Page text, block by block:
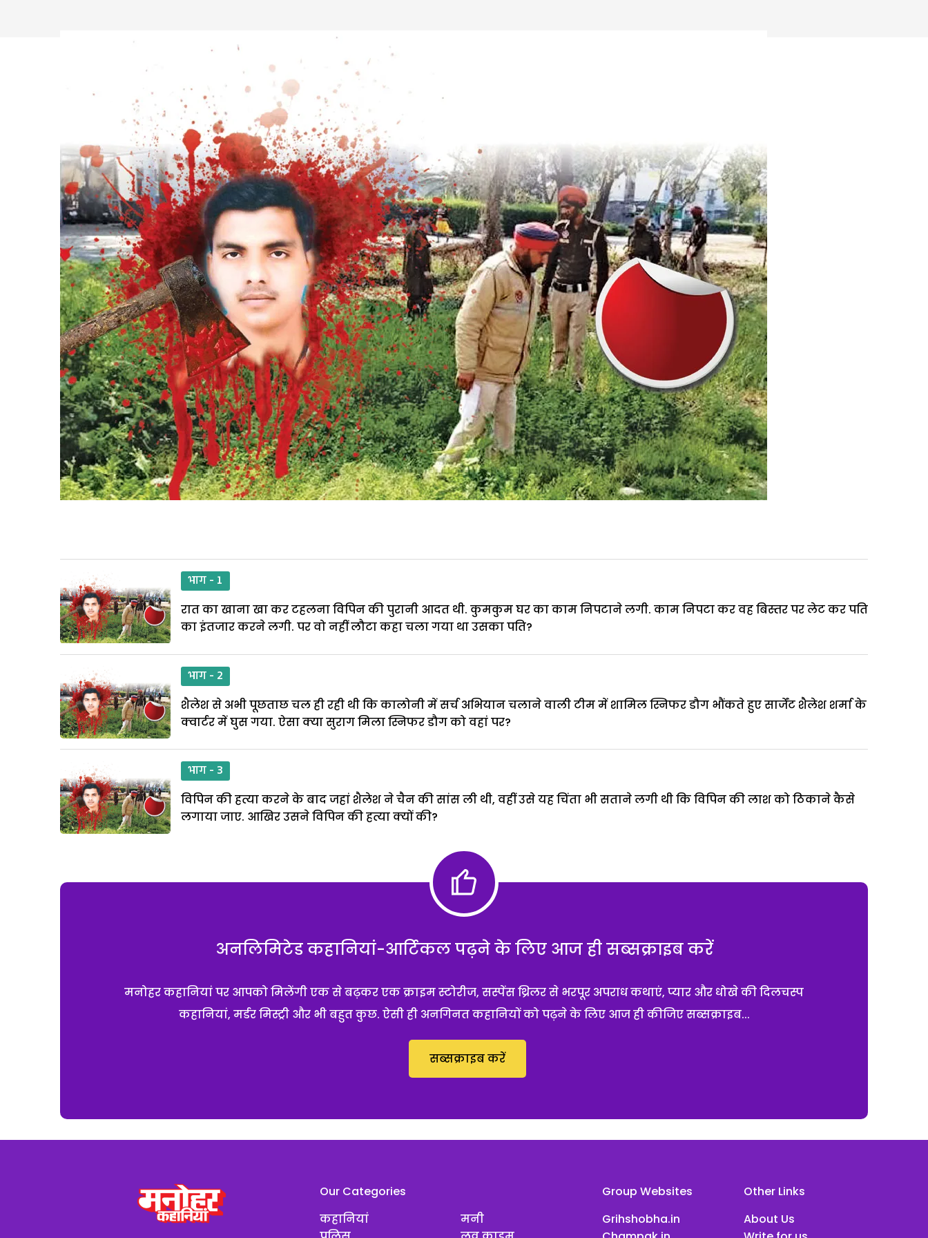
भाग - 1
रात का खाना खा कर टहलना विपिन की पुरानी आदत थी. कुमकुम घर का काम निपटाने लगी. काम निपटा कर वह बिस्तर पर लेट कर पति
का इंतजार करने लगी. पर वो नहीं लौटा कहा चला गया था उसका पति?
भाग - 2
शैलेश से अभी पूछताछ चल ही रही थी कि कालोनी में सर्च अभियान चलाने वाली टीम में शामिल स्निफर डौग भौंकते हुए सार्जेंट शैलेश शर्मा के
क्वार्टर में घुस गया. ऐसा क्या सुराग मिला स्निफर डौग को वहां पर?
भाग - 3
विपिन की हत्या करने के बाद जहां शैलेश ने चैन की सांस ली थी, वहीं उसे यह चिंता भी सताने लगी थी कि विपिन की लाश को ठिकाने कैसे
लगाया जाए. आखिर उसने विपिन की हत्या क्यों की?
अनलिमिटेड कहानियां-आर्टिकल पढ़ने के लिए आज ही सब्सक्राइब करें
मनोहर कहानियां पर आपको मिलेंगी एक से बढ़कर एक क्राइम स्टोरीज, सस्पेंस थ्रिलर से भरपूर अपराध कथाएं, प्यार और धोखे की दिलचस्प
कहानियां, मर्डर मिस्ट्री और भी बहुत कुछ. ऐसी ही अनगिनत कहानियों को पढ़ने के लिए आज ही कीजिए सब्सक्राइब...
सब्सक्राइब करें
Our Categories
कहानियां
मनी
Group Websites
Grihshobha.in
Other Links
About Us